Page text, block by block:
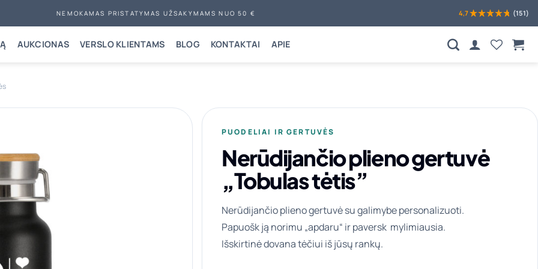
NEMOKAMAS PRISTATYMAS UŽSAKYMAMS NUO 50 € 4,7 (151)
AUKCIONAS VERSLO KLIENTAMS BLOG KONTAKTAI APIE
PUODELIAI IR GERTUVĖS
Nerūdijančio plieno gertuvė
„Tobulas tėtis”
Nerūdijančio plieno gertuvė su galimybe personalizuoti.
Papuošk ją norimu „apdaru“ ir paversk mylimiausia.
Išskirtinė dovana tėčiui iš jūsų rankų.